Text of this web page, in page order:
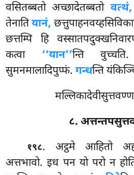
वसितब्बतो अच्छादेतब्बतो वत्थं,
तेनातियानं,
छत्तम्पि हि
कत्वा ‘‘यान’’न्ति
सुमनमालादिपुप्फं.गन्धन्ति
८.
१९८. अट्ठमे आहितो
अत्तभावो. इध पन यो परो न